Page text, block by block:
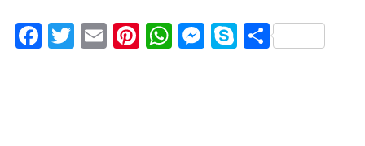
Facebook
Twitter
EmailPinterest
WhatsApp
Messenger
Skype
Delen